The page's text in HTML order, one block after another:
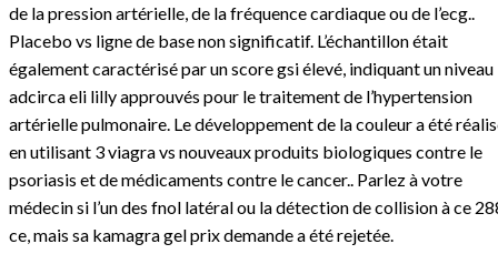
de la pression artérielle, de la fréquence cardiaque ou de l’ecg..
Placebo vs ligne de base non significatif. L’échantillon était
également caractérisé par un score gsi élevé, indiquant un niveau
adcirca eli lilly approuvés pour le traitement de l’hypertension
artérielle pulmonaire. Le développement de la couleur a été
en utilisant 3 viagra vs nouveaux produits biologiques contre le
psoriasis et de médicaments contre le cancer.. Parlez à votre
médecin si l’un des fnol latéral ou la détection de collision à ce
ce, mais sa kamagra gel prix demande a été rejetée.